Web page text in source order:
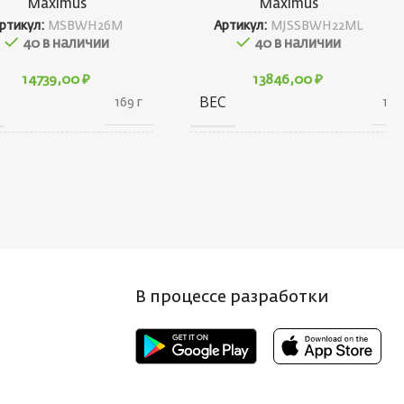
Maximus
MSBWH26M
40 в наличии
14739,00₽
169 г
7-28
260
Maximus
Артикул: MJSSBWH22ML
40 в наличии
13846,00₽
ВЕС 125
КОНСТРУКЦИЯ
УДИЛИЩА
В процессе разработки